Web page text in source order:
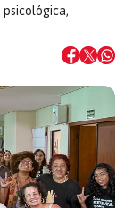
psicológica,